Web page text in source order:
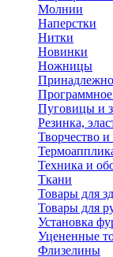
Молнии
Наперстки
Нитки
Новинки
Ножницы
Программное
Пуговицы и
Резинка,
Творчество и
Техника и
Ткани
Товары для
Товары для
Установка
Уцененные
Флизелины